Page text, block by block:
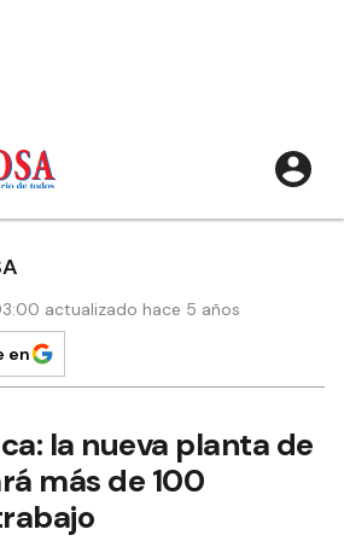
actualizado hace 5 años
en
la nueva planta de
más de 100